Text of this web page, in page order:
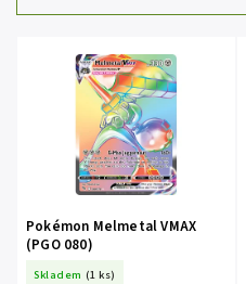
Nejlevnější
Nejprodávanější
Abecedně
Pokémon Melmetal VMAX
(PGO 080)
Skladem (1 ks)